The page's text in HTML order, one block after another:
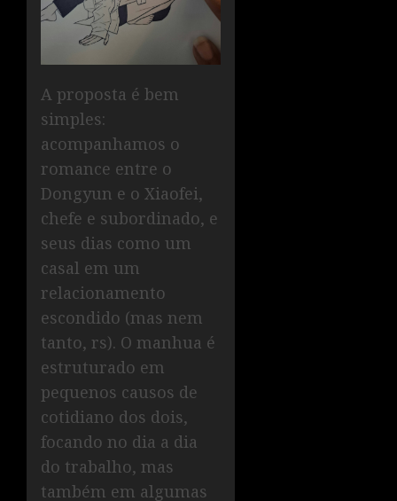
A proposta é bem
simples:
acompanhamos o
romance entre o
Dongyun e o Xiaofei,
chefe e subordinado, e
seus dias como um
casal em um
relacionamento
escondido (mas nem
tanto, rs). O manhua é
estruturado em
pequenos causos de
cotidiano dos dois,
focando no dia a dia
do trabalho, mas
também em algumas